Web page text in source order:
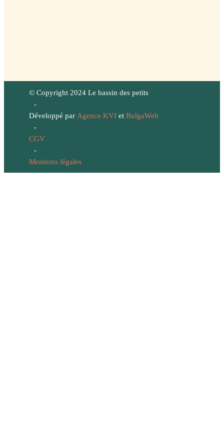
© Copyright 2024 Le bassin des petits
-
Développé par Agence KVIet BulgaWeb
-
CGV
-
Mentions légales